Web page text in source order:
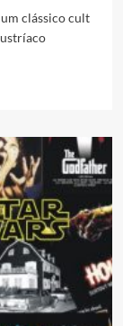
clássico cult